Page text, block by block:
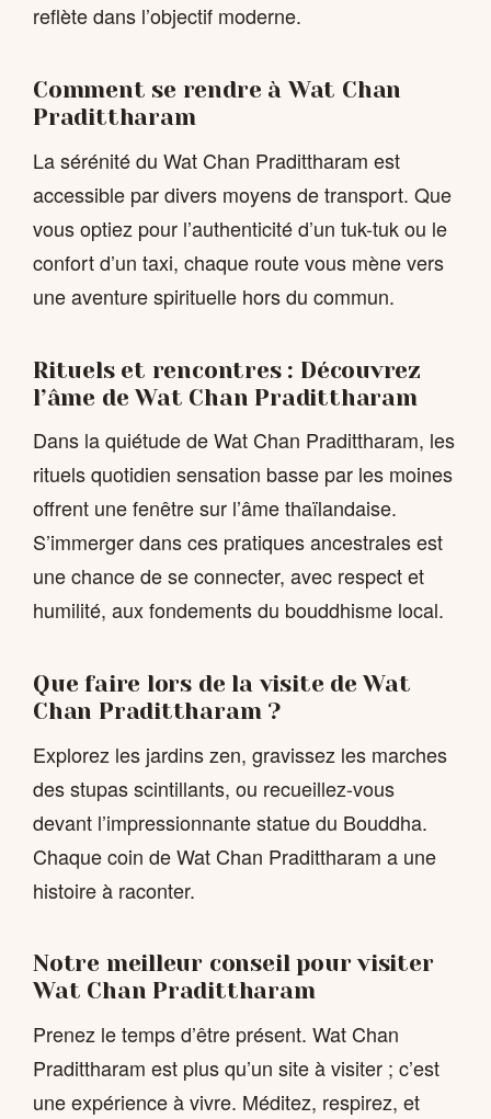
reflète dans l’objectif moderne.
Comment se rendre à Wat Chan
Pradittharam
La sérénité du Wat Chan Pradittharam est
accessible par divers moyens de transport. Que
vous optiez pour l’authenticité d’un tuk-tuk ou le
confort d’un taxi, chaque route vous mène vers
une aventure spirituelle hors du commun.
Rituels et rencontres : Découvrez
l’âme de Wat Chan Pradittharam
Dans la quiétude de Wat Chan Pradittharam, les
rituels quotidien sensation basse par les moines
offrent une fenêtre sur l’âme thaïlandaise.
S’immerger dans ces pratiques ancestrales est
une chance de se connecter, avec respect et
humilité, aux fondements du bouddhisme local.
Que faire lors de la visite de Wat
Chan Pradittharam ?
Explorez les jardins zen, gravissez les marches
des stupas scintillants, ou recueillez-vous
devant l’impressionnante statue du Bouddha.
Chaque coin de Wat Chan Pradittharam a une
histoire à raconter.
Notre meilleur conseil pour visiter
Wat Chan Pradittharam
Prenez le temps d’être présent. Wat Chan
Pradittharam est plus qu’un site à visiter ; c’est
une expérience à vivre. Méditez, respirez, et